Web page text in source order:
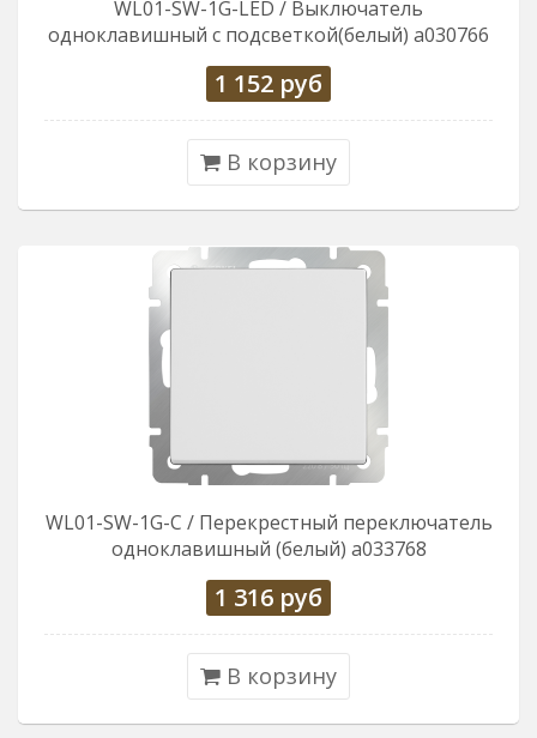
WL01-SW-1G-LED / Выключатель
одноклавишный с подсветкой(белый) a030766
1 152 руб
В корзину
WL01-SW-1G-C / Перекрестный переключатель
одноклавишный (белый) a033768
1 316 руб
В корзину